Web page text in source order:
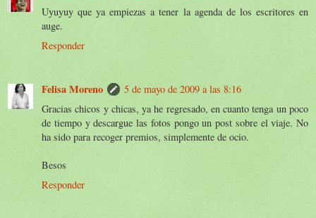
Uyuyuy que ya empiezas a tener la agenda de los escritores en
auge.
Responder
Felisa Moreno
5 de mayo de 2009 a las 8:16
Gracias chicos y chicas, ya he regresado, en cuanto tenga un poco
de tiempo y descargue las fotos pongo un post sobre el viaje. No
ha sido para recoger premios, simplemente de ocio.
Besos
Responder